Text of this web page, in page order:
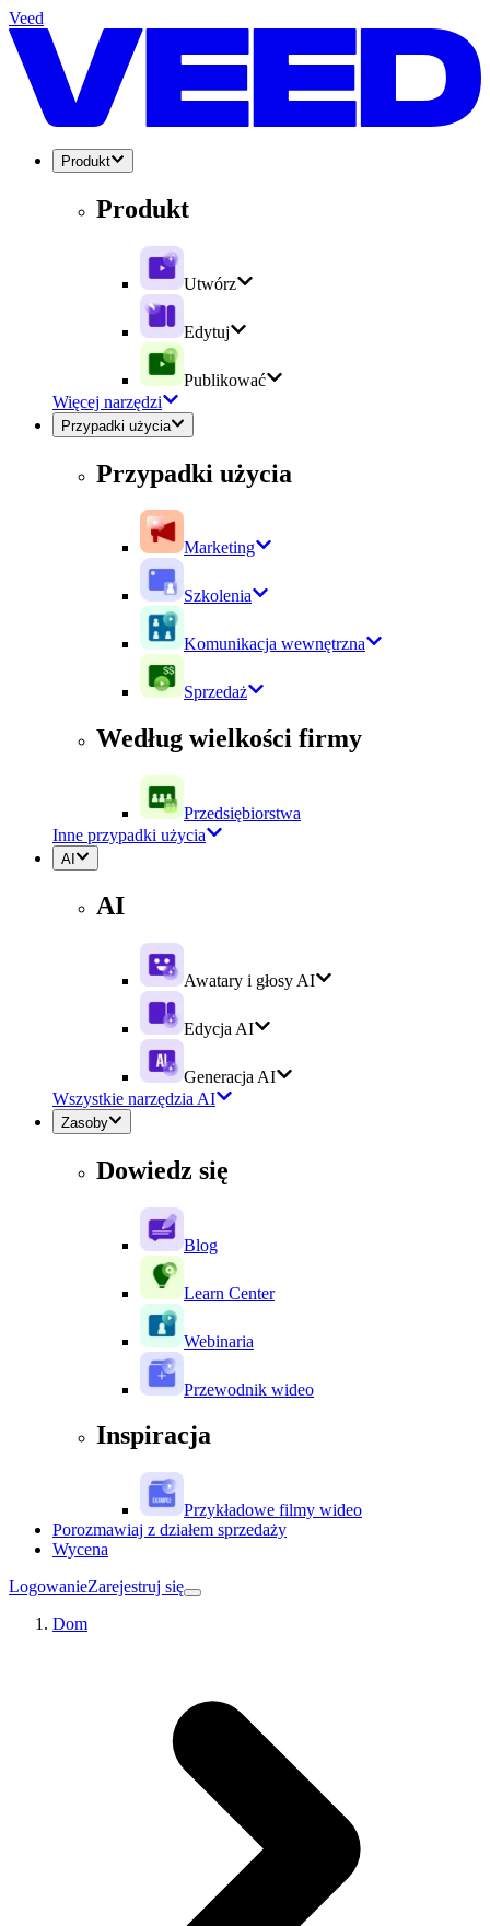
Veed
Produkt
Produkt
Utwórz
Edytuj
Publikować
Więcej narzędzi
Przypadki użycia
Przypadki użycia
Marketing
Szkolenia
Komunikacja wewnętrzna
Sprzedaż
Według wielkości firmy
Przedsiębiorstwa
Inne przypadki użycia
AI
AI
Awatary i głosy AI
Edycja AI
Generacja AI
Wszystkie narzędzia AI
Zasoby
Dowiedz się
Blog
Learn Center
Webinaria
Przewodnik wideo
Inspiracja
Przykładowe filmy wideo
Porozmawiaj z działem sprzedaży
Wycena
LogowanieZarejestruj się
Dom